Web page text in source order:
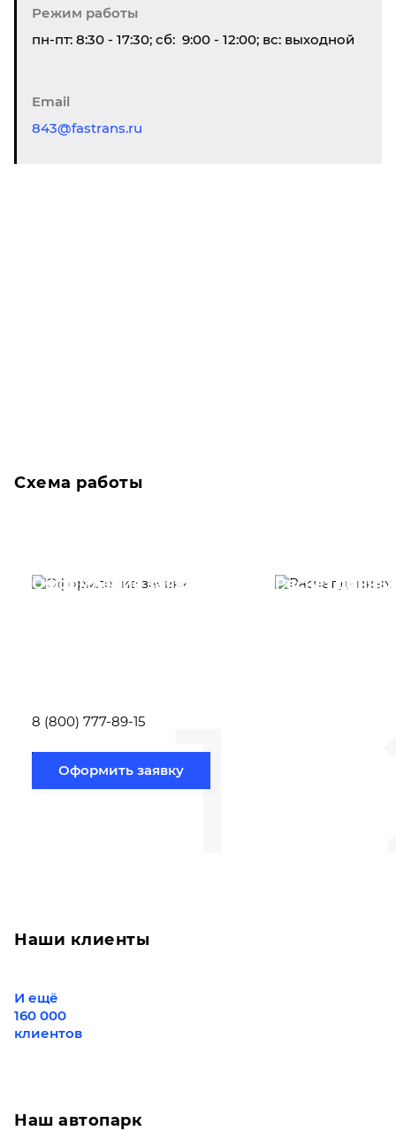
Режим работы
пн-пт: 8:30 - 17:30; сб: 9:00 - 12:00; вс: выходной
Email
843@fastrans.ru
Схема работы
1
Оформление заявки
8 (800) 777-89-15
Оформить заявку
Расчет
Наши клиенты
И ещё
160 000
клиентов
Наш автопарк